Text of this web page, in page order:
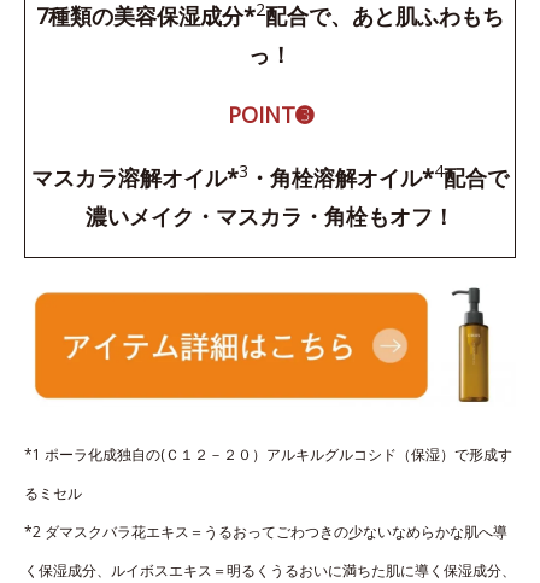
7種類の美容保湿成分*2配合で、あと肌ふわもち
っ！
POINT➌
マスカラ溶解オイル*3 ・角栓溶解オイル*4配合で
濃いメイク・マスカラ・角栓もオフ！
*1 ポーラ化成独自の(Ｃ１２－２０）アルキルグルコシド（保湿）で形成す
るミセル
*2 ダマスクバラ花エキス＝うるおってごわつきの少ないなめらかな肌へ導
く保湿成分、ルイボスエキス＝明るくうるおいに満ちた肌に導く保湿成分、